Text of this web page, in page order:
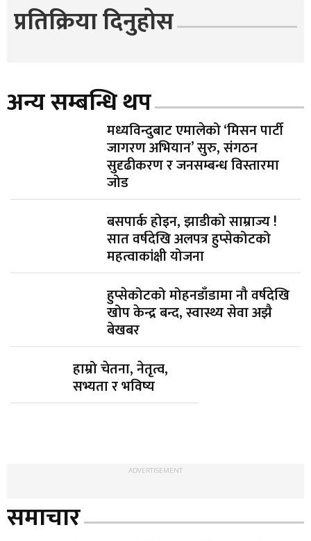
प्रतिक्रिया दिनुहोस
अन्य सम्बन्धि थप
मध्यविन्दुबाट एमालेको ‘मिसन पार्टी
जागरण अभियान’ सुरु, संगठन
सुदृढीकरण र जनसम्बन्ध विस्तारमा
जोड
बसपार्क होइन, झाडीको साम्राज्य !
सात वर्षदेखि अलपत्र हुप्सेकोटको
महत्वाकांक्षी योजना
हुप्सेकोटको मोहनडाँडामा नौ वर्षदेखि
खोप केन्द्र बन्द, स्वास्थ्य सेवा अझै
बेखबर
हाम्रो चेतना, नेतृत्व,
सभ्यता र भविष्य
ADVERTISEMENT
समाचार